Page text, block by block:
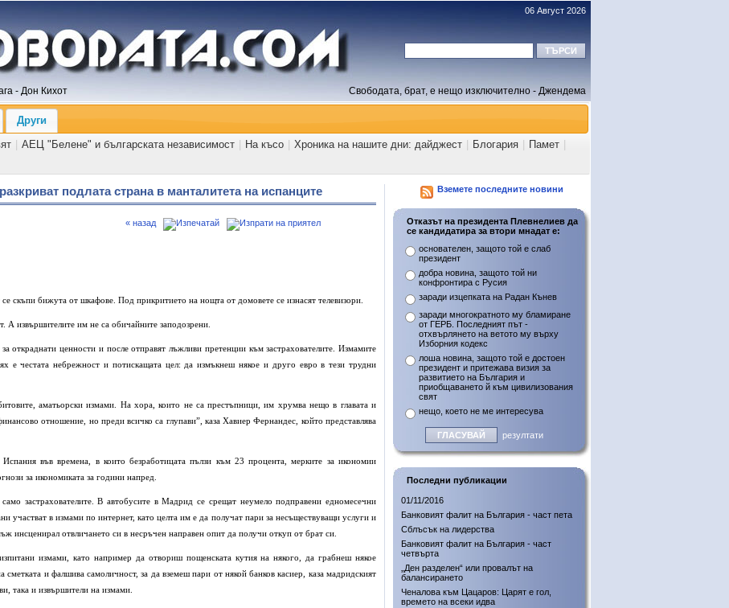
06 Август 2026
- Дон Кихот Свободата, брат, е нещо изключително - Джендема
Други
АЕЦ "Белене" и българската независимост На късо Хроника на нашите дни: дайджест Блогария Памет
подлата страна в манталитета на испанците
« назад
скъпи бижута от шкафове. Под прикритието на нощта от домовете се изнасят телевизори.
А извършителите им не са обичайните заподозрени.
откраднати ценности и после отправят лъжливи претенции към застрахователите. Измамите
е честата небрежност и потискащата цел: да измъкнеш някое и друго евро в тези трудни
битовите, аматьорски измами. На хора, които не са престъпници, им хрумва нещо в главата и
отношение, но преди всичко са глупави”, каза Хавиер Фернандес, който представлява
във времена, в които безработицата пълзи към 23 процента, мерките за икономии
за икономиката за години напред.
застрахователите. В автобусите в Мадрид се срещат неумело подправени едномесечни
участват в измами по интернет, като целта им е да получат пари за несъществуващи услуги и
инсценирал отвличането си в несръчен направен опит да получи откуп от брат си.
измами, като например да отвориш пощенската кутия на някого, да грабнеш някое
сметката и фалшива самоличност, за да вземеш пари от някой банков касиер, каза мадридският
така и извършители на измами.
Вземете последните новини
Отказът на президента Плевнелиев да
се кандидатира за втори мнадат е:
основателен, защото той е слаб
президент
добра новина, защото той ни
конфронтира с Русия
заради изцепката на Радан Кънев
заради многократното му бламиране
от ГЕРБ. Последният път -
отхвърлянето на ветото му върху
Изборния кодекс
лоша новина, защото той е достоен
президент и притежава визия за
развитието на България и
приобщаването й към цивилизования
свят
нещо, което не ме интересува
резултати
Последни публикации
01/11/2016
Банковият фалит на България - част пета
Сблъсък на лидерства
Банковият фалит на България - част
четвърта
„Ден разделен“ или провалът на
балансирането
Ченалова към Цацаров: Царят е гол,
времето на всеки идва